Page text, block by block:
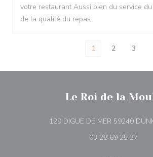
votre restaurant Aussi bien du service
de la qualité du repas
1 2 3
Le Roi de la
129 DIGUE DE MER 59240
03 28 69 25 37